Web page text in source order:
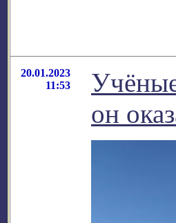
20.01.2023
11:53
он